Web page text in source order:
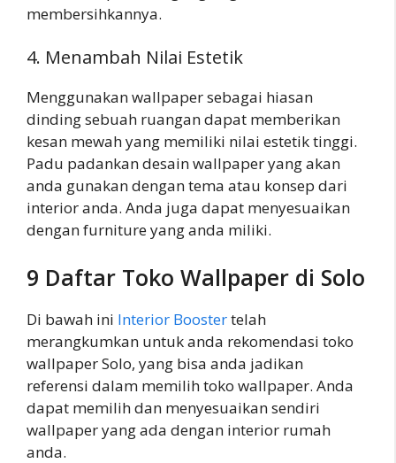
membersihkannya.
4. Menambah Nilai Estetik
Menggunakan wallpaper sebagai hiasan
dinding sebuah ruangan dapat memberikan
kesan mewah yang memiliki nilai estetik tinggi.
Padu padankan desain wallpaper yang akan
anda gunakan dengan tema atau konsep dari
interior anda. Anda juga dapat menyesuaikan
dengan furniture yang anda miliki.
9 Daftar Toko Wallpaper di Solo
Di bawah ini Interior Boostertelah
merangkumkan untuk anda rekomendasi toko
wallpaper Solo, yang bisa anda jadikan
referensi dalam memilih toko wallpaper. Anda
dapat memilih dan menyesuaikan sendiri
wallpaper yang ada dengan interior rumah
anda.